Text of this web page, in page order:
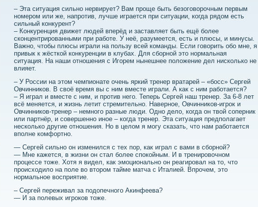
– Эта ситуация сильно нервирует? Вам проще быть безоговорочным первым
номером или же, напротив, лучше играется при ситуации, когда рядом есть
сильный конкурент?
– Конкуренция движет людей вперёд и заставляет быть ещё более
сконцентрированными при работе. У неё, разумеется, есть и плюсы, и минусы.
Важно, чтобы плюсы играли на пользу всей команды. Если говорить обо мне, я
привык к жёсткой конкуренции в клубах. Для сборной это нормальная
ситуация. На наши отношения с Игорем нынешнее положение дел нисколько не
влияет.
– У России на этом чемпионате очень яркий тренер вратарей – «босс» Сергей
Овчинников. В своё время вы с ним вместе играли. А как с ним работается?
– Я играл и вместе с ним, и против него. Теперь Сергей наш тренер. За 6-8 лет
всё меняется, и жизнь летит стремительно. Наверное, Овчинников-игрок и
Овчинников-тренер – немного разные люди. Одно дело, когда он твой соперник
или партнёр, и совершенно иное – когда тренер. Эта ситуация предполагает
несколько другие отношения. Но в целом я могу сказать, что нам работается
вполне комфортно.
— Сергей сильно он изменился с тех пор, как играл с вами в сборной?
— Мне кажется, в жизни он стал более спокойным. И в тренировочном
процессе тоже. Хотя я видел, как эмоционально он реагировал на то, что
происходило на поле во втором тайме матча с Италией. Впрочем, это
нормальное восприятие.
– Сергей переживал за подопечного Акинфеева?
— И за полевых игроков тоже.